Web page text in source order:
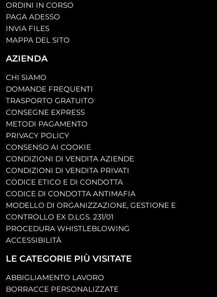
ORDINI IN CORSO
PAGA ADESSO
INVIA FILES
MAPPA DEL SITO
AZIENDA
CHI SIAMO
DOMANDE FREQUENTI
TRASPORTO GRATUITO
CONSEGNE EXPRESS
METODI PAGAMENTO
PRIVACY POLICY
CONSENSO AI COOKIE
CONDIZIONI DI VENDITA AZIENDE
CONDIZIONI DI VENDITA PRIVATI
CODICE ETICO E DI CONDOTTA
CODICE DI CONDOTTA ANTIMAFIA
MODELLO DI ORGANIZZAZIONE, GESTIONE E
CONTROLLO EX D.LGS. 231/01
PROCEDURA WHISTLEBLOWING
ACCESSIBILITÀ
LE CATEGORIE PIÙ VISITATE
ABBIGLIAMENTO LAVORO
BORRACCE PERSONALIZZATE